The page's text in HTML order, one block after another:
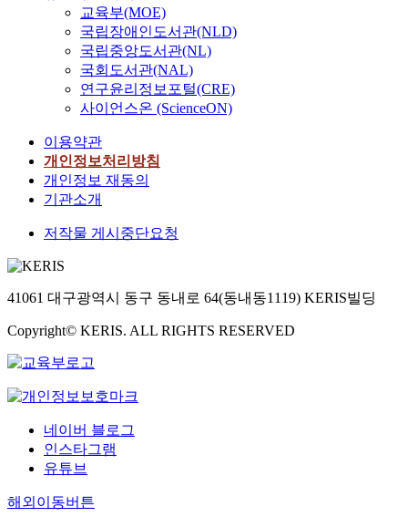
교육부(MOE)
국립장애인도서관(NLD)
국립중앙도서관(NL)
국회도서관(NAL)
연구윤리정보포털(CRE)
사이언스온 (ScienceON)
이용약관
개인정보처리방침
개인정보 재동의
기관소개
저작물 게시중단요청
41061 대구광역시 동구 동내로 64(동내동1119) KERIS빌딩
Copyright© KERIS. ALL RIGHTS RESERVED
네이버 블로그
인스타그램
유튜브
해외이동버튼